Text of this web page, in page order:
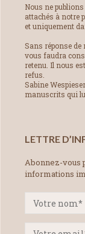
Nous ne
attachés à notre
et uniquement
Sans réponse de
vous faudra
retenu. Il nous
refus.
Sabine
manuscrits qui
LETTRE
Abonnez-vous
informations